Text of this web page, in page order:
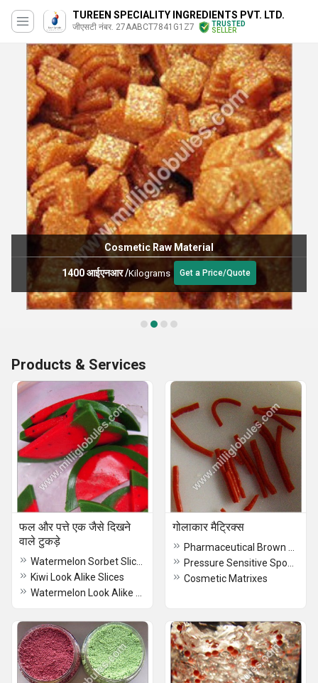
TUREEN SPECIALITY INGREDIENTS PVT. LTD.
जीएसटी नंबर. 27AABCT7841G1Z7
TRUSTED
SELLER
Cosmetic Raw Material
1400 आईएनआर/Kilograms Get a Price/Quote
Products & Services
फल और पत्ते एक जैसे दिखने
वाले टुकड़े
Kiwi Look Alike Slices
गोलाकार मैट्रिक्स
Cosmetic Matrixes